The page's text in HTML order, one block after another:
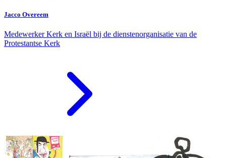
Jacco Overeem
Medewerker Kerk en Israël bij de dienstenorganisatie van de
Protestantse Kerk